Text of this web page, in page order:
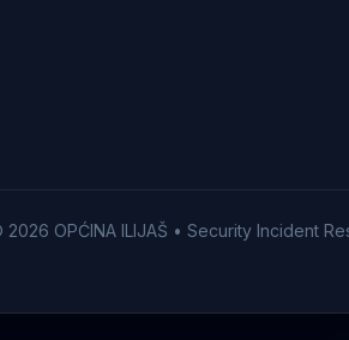
2026 OPĆINA ILIJAŠ • Security Incident